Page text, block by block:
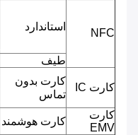
NFC
استاندارد
طیف
کارت IC
کارت بدون
تماس
کارت
EMV
کارت هوشمند